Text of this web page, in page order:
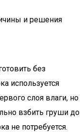
и решения
без
используется
слоя влаги, но
взбить груши до
не потребуется.